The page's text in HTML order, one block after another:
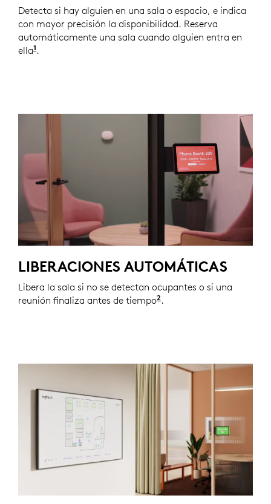
Detecta si hay alguien en una sala o espacio, e indica
con mayor precisión la disponibilidad. Reserva
automáticamente una sala cuando alguien entra en
ella1 Las automatizaciones mediante Logitech están
.
LIBERACIONES AUTOMÁTICAS
Libera la sala si no se detectan ocupantes o si una
reunión finaliza antes de tiempo2 Las automatizaciones
.